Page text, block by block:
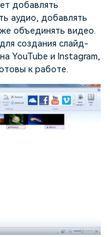
добавлять
аудио, добавлять
объединять видео.
создания слайд-
YouTube и Instagram,
к работе.